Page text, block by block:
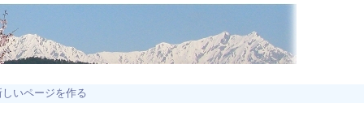
しいページを作る